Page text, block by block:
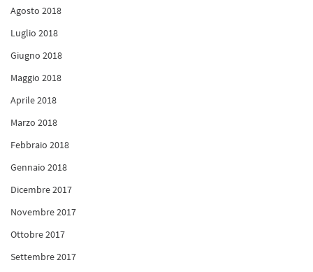
Agosto 2018
Luglio 2018
Giugno 2018
Maggio 2018
Aprile 2018
Marzo 2018
Febbraio 2018
Gennaio 2018
Dicembre 2017
Novembre 2017
Ottobre 2017
Settembre 2017